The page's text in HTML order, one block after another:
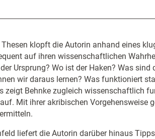
Thesen klopft die Autorin anhand eines
auf ihren wissenschaftlichen
Ursprung? Wo ist der Haken? Was sind
wir daraus lernen? Was funktioniert
zeigt Behnke zugleich wissenschaftlich
Mit ihrer akribischen Vorgehensweise
liefert die Autorin darüber hinaus